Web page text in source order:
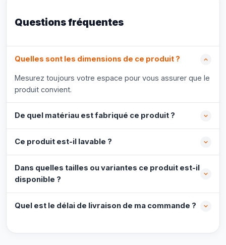
Questions fréquentes
Quelles sont les dimensions de ce produit ?
Mesurez toujours votre espace pour vous assurer que le
produit convient.
De quel matériau est fabriqué ce produit ?
Ce produit est-il lavable ?
Dans quelles tailles ou variantes ce produit est-il
disponible ?
Quel est le délai de livraison de ma commande ?